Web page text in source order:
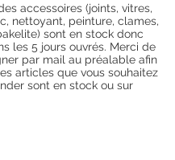
accessoires (joints, vitres,
nettoyant, peinture, clames,
sont en stock donc
les 5 jours ouvrés. Merci de
par mail au préalable afin
articles que vous souhaitez
sont en stock ou sur